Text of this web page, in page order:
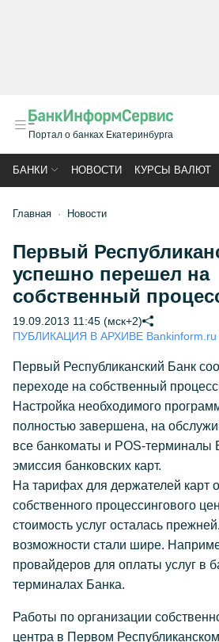
Портал о банках Екатеринбурга
БАНКИ НОВОСТИ КУРСЫ ВАЛЮТ
Главная Новости
Первый
успешно перешел на
собственный
19.09.2013 11:45 (мск+2)
ПУБЛИКАЦИЯ В АРХИВЕ Bankinform.ru
Первый Республиканский Банк
переходе на собственный
Настройка необходимого
полностью завершена, на
все банкоматы и POS-терминалы
эмиссия банковских карт.
На тарифах для держателей карт
собственного процессингового
стоимость услуг осталась
возможности стали шире.
провайдеров для оплаты услуг в
терминалах Банка.
Работы по организации
центра в Первом